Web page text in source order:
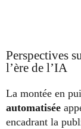
Perspectives
l’ère de l’IA
La montée en
automatisée
encadrant la